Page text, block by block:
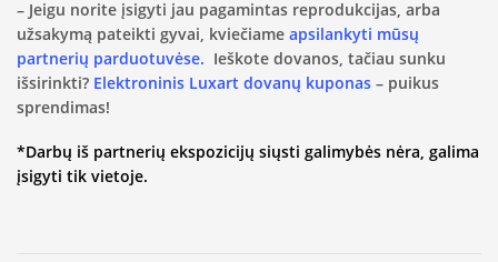
– Jeigu norite įsigyti jau pagamintas reprodukcijas, arba
užsakymą pateikti gyvai, kviečiame apsilankyti mūsų
partnerių parduotuvėse. Ieškote dovanos, tačiau sunku
išsirinkti? Elektroninis Luxart dovanų kuponas – puikus
sprendimas!
*Darbų iš partnerių ekspozicijų siųsti galimybės nėra, galima
įsigyti tik vietoje.